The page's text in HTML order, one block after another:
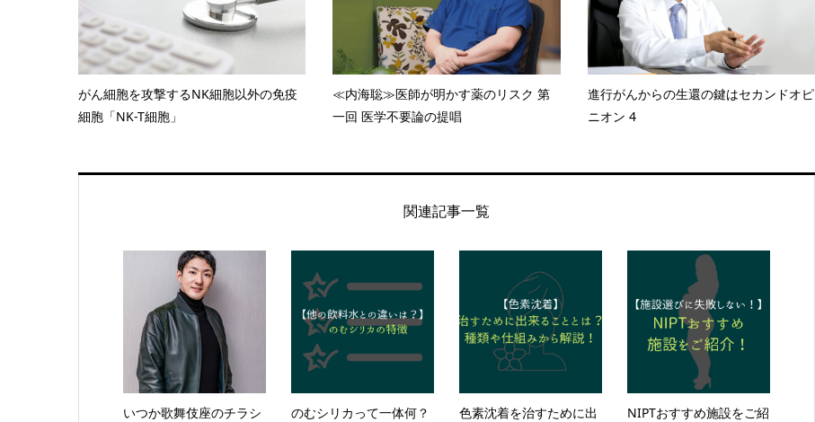
がん細胞を攻撃するNK細胞以外の免疫
細胞「NK-T細胞」
≪内海聡≫医師が明かす薬のリスク 第
一回 医学不要論の提唱
進行がんからの生還の鍵はセカンドオピ
ニオン 4
関連記事一覧
いつか歌舞伎座のチラシ
のむシリカって一体何？
色素沈着を治すために出
NIPTおすすめ施設をご紹